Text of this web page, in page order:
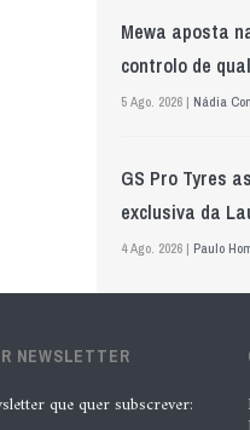
Mewa aposta
controlo de
5 Ago. 2026 | Nádia
GS Pro Tyres
exclusiva da
4 Ago. 2026 | Paulo
lubrificantes,
na
NEWSLETTER
que quer subscrever: